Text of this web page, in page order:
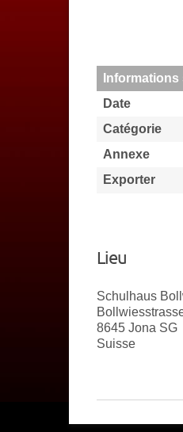
Date
Catégorie
Annexe
Exporter
Lieu
Schulhaus
8645 Jona SG
Suisse